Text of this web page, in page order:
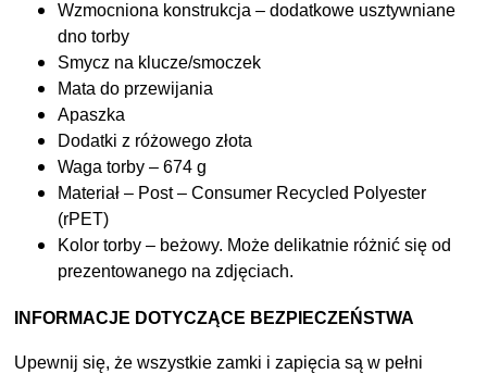
Wzmocniona konstrukcja – dodatkowe usztywniane
dno torby
Smycz na klucze/smoczek
Mata do przewijania
Apaszka
Dodatki z różowego złota
Waga torby – 674 g
Materiał – Post – Consumer Recycled Polyester
(rPET)
Kolor torby – beżowy. Może delikatnie różnić się od
prezentowanego na zdjęciach.
INFORMACJE DOTYCZĄCE BEZPIECZEŃSTWA
Upewnij się, że wszystkie zamki i zapięcia są w pełni